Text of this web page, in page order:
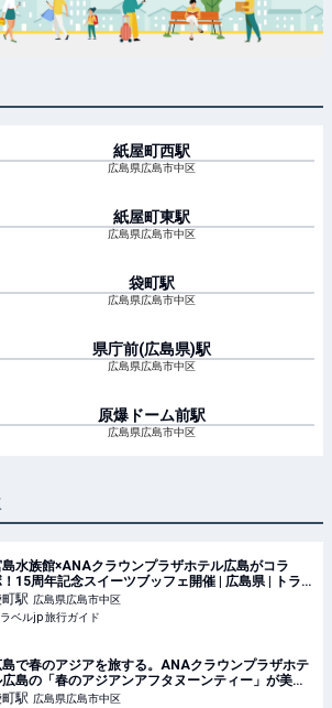
紙屋町西駅
広島県広島市中区
紙屋町東駅
広島県広島市中区
袋町駅
広島県広島市中区
県庁前(広島県)駅
広島県広島市中区
原爆ドーム前駅
広島県広島市中区
水族館×ANAクラウンプラザホテル広島がコラ
15周年記念スイーツブッフェ開催 | 広島県 | トラベ
旅行ガイド
駅 広島県広島市中区
ラベルjp 旅行ガイド
島で春のアジアを旅する。ANAクラウンプラザホテ
島の「春のアジアンアフタヌーンティー」が美し
る・・！
駅 広島県広島市中区